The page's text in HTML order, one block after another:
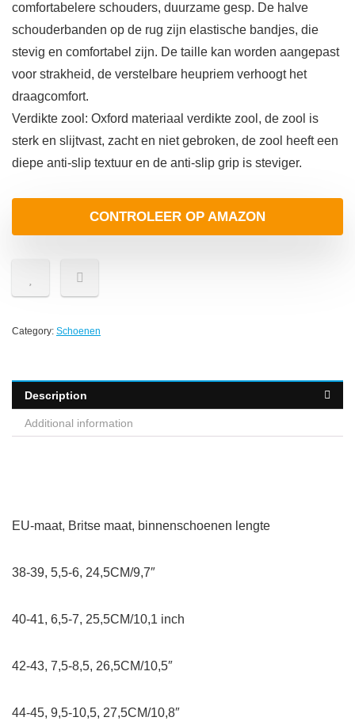
comfortabelere schouders, duurzame gesp. De halve
schouderbanden op de rug zijn elastische bandjes, die
stevig en comfortabel zijn. De taille kan worden aangepast
voor strakheid, de verstelbare heupriem verhoogt het
draagcomfort.
Verdikte zool: Oxford materiaal verdikte zool, de zool is
sterk en slijtvast, zacht en niet gebroken, de zool heeft een
diepe anti-slip textuur en de anti-slip grip is steviger.
CONTROLEER OP AMAZON
Category: Schoenen
Description
Additional information
EU-maat, Britse maat, binnenschoenen lengte
38-39, 5,5-6, 24,5CM/9,7″
40-41, 6,5-7, 25,5CM/10,1 inch
42-43, 7,5-8,5, 26,5CM/10,5″
44-45, 9,5-10,5, 27,5CM/10,8″